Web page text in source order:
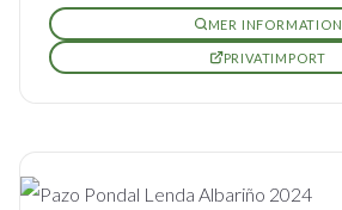
MER INFORMATION
PRIVATIMPORT